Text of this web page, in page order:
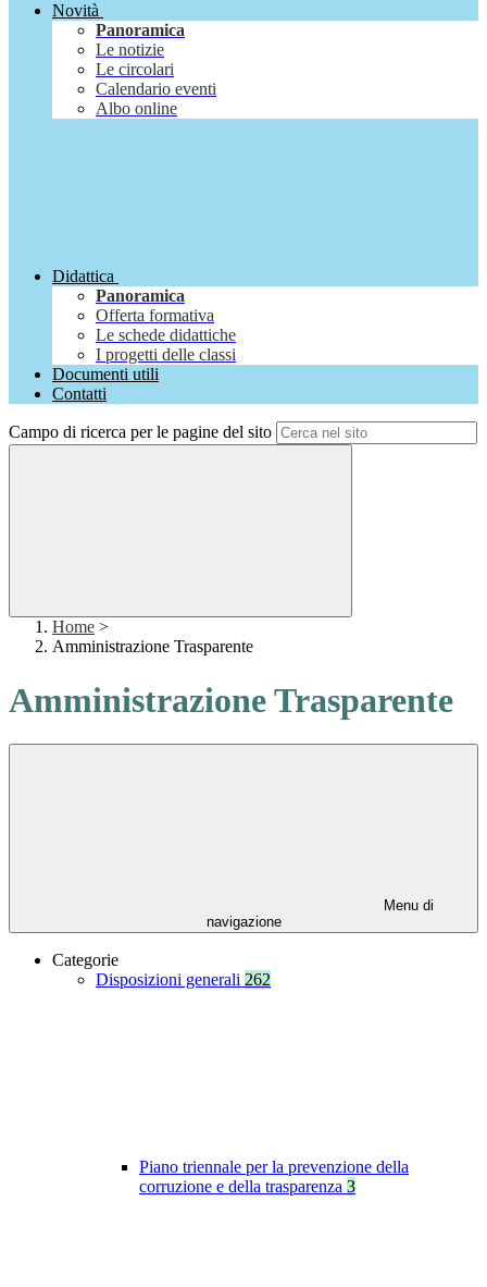
Novità
Panoramica
Le notizie
Le circolari
Calendario eventi
Albo online
Didattica
Panoramica
Offerta formativa
Le schede didattiche
I progetti delle classi
Documenti utili
Contatti
Campo di ricerca per le pagine del sito
Home >
Amministrazione Trasparente
Amministrazione Trasparente
Menu di
navigazione
Categorie
Disposizioni generali 262
Piano triennale per la prevenzione della
corruzione e della trasparenza 3